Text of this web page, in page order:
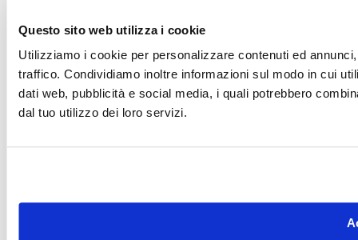
Questo sito web utilizza i cookie
Utilizziamo i cookie per personalizzare contenuti ed
traffico. Condividiamo inoltre informazioni sul modo in cui
dati web, pubblicità e social media, i quali potrebbero
dal tuo utilizzo dei loro servizi.